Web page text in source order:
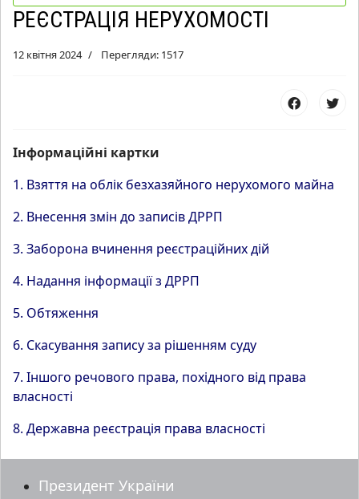
РЕЄСТРАЦІЯ НЕРУХОМОСТІ
12 квітня 2024 Перегляди: 1517
Інформаційні картки
1. Взяття на облік безхазяйного нерухомого майна
2. Внесення змін до записів ДРРП
3. Заборона вчинення реєстраційних дій
4. Надання інформації з ДРРП
5. Обтяження
6. Скасування запису за рішенням суду
7. Іншого речового права, похідного від права
власності
8. Державна реєстрація права власності
Президент України